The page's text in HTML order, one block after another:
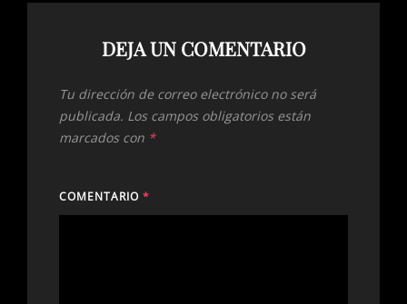
DEJA UN COMENTARIO
Tu dirección de correo electrónico no será
publicada. Los campos obligatorios están
marcados con *
COMENTARIO *